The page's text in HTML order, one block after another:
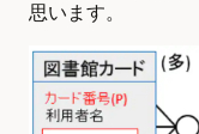
思います。